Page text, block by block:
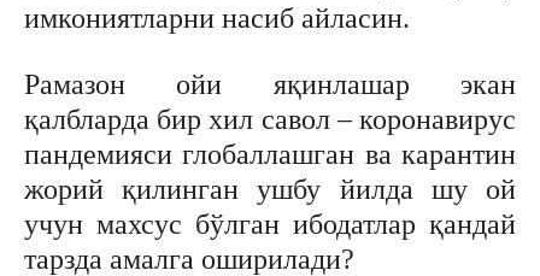
имкониятларни насиб айласин.
Рамазон ойи яқинлашар экан
қалбларда бир хил савол – коронавирус
пандемияси глобаллашган ва карантин
жорий қилинган ушбу йилда шу ой
учун махсус бўлган ибодатлар қандай
тарзда амалга оширилади?